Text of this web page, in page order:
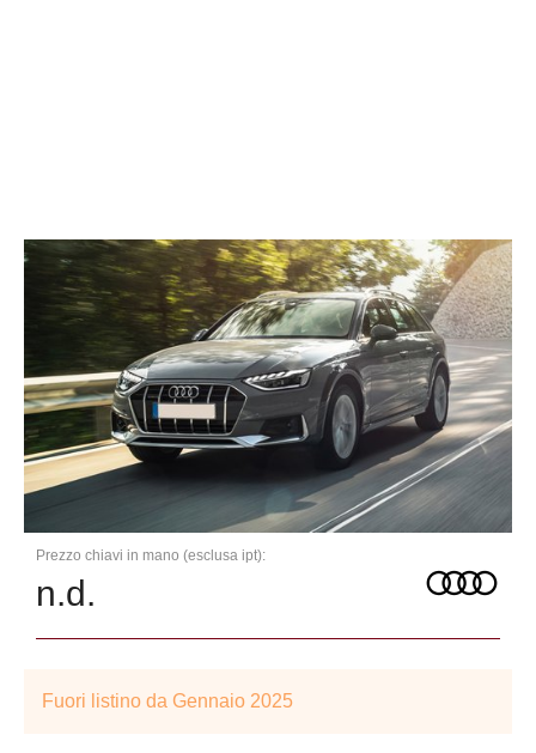
Prezzo chiavi in mano (esclusa ipt):
n.d.
Fuori listino da Gennaio 2025